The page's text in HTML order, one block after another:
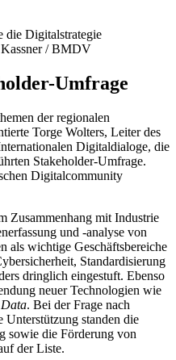
die Digitalstrategie
/ BMDV
Umfrage
der regionalen
Torge Wolters, Leiter des
Digitaldialoge, die
Stakeholder-Umfrage.
Digitalcommunity
Zusammenhang mit Industrie
und -analyse von
als wichtige Geschäftsbereiche
Standardisierung
dringlich eingestuft. Ebenso
neuer Technologien wie
. Bei der Frage nach
standen die
sowie die Förderung von
der Liste.